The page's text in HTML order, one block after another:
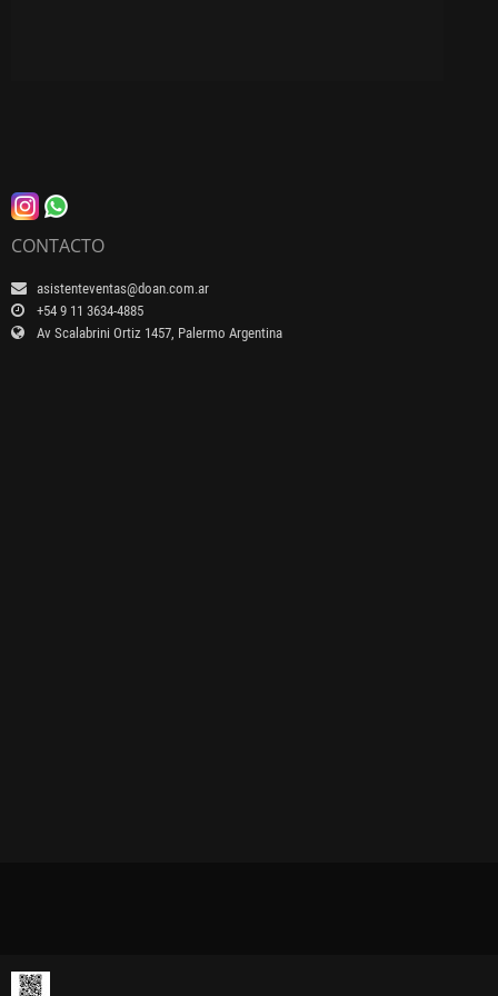
CONTACTO
asistenteventas@doan.com.ar
+54 9 11 3634-4885
Av Scalabrini Ortiz 1457, Palermo Argentina